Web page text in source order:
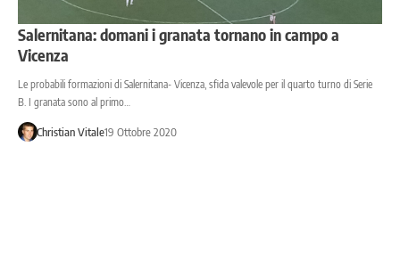
Salernitana: domani i granata tornano in campo a
Vicenza
Le probabili formazioni di Salernitana- Vicenza, sfida valevole per il quarto turno di Serie
B. I granata sono al primo…
Christian Vitale19 Ottobre 2020